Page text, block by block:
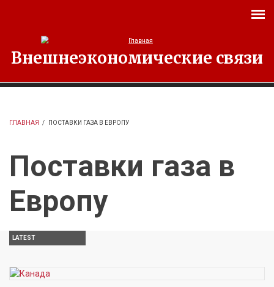
Внешнеэкономические связи
ГЛАВНАЯ / ПОСТАВКИ ГАЗА В ЕВРОПУ
Поставки газа в
Европу
LATEST